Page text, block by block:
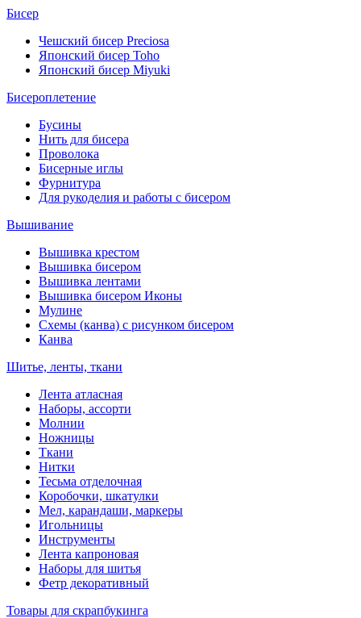
Бисер
Чешский бисер Preciosa
Японский бисер Toho
Японский бисер Miyuki
Бисероплетение
Бусины
Нить для бисера
Проволока
Бисерные иглы
Фурнитура
Для рукоделия и работы с бисером
Вышивание
Вышивка крестом
Вышивка бисером
Вышивка лентами
Вышивка бисером Иконы
Мулине
Схемы (канва) с рисунком бисером
Канва
Шитье, ленты, ткани
Лента атласная
Наборы, ассорти
Молнии
Ножницы
Ткани
Нитки
Тесьма отделочная
Коробочки, шкатулки
Мел, карандаши, маркеры
Игольницы
Инструменты
Лента капроновая
Наборы для шитья
Фетр декоративный
Товары для скрапбукинга